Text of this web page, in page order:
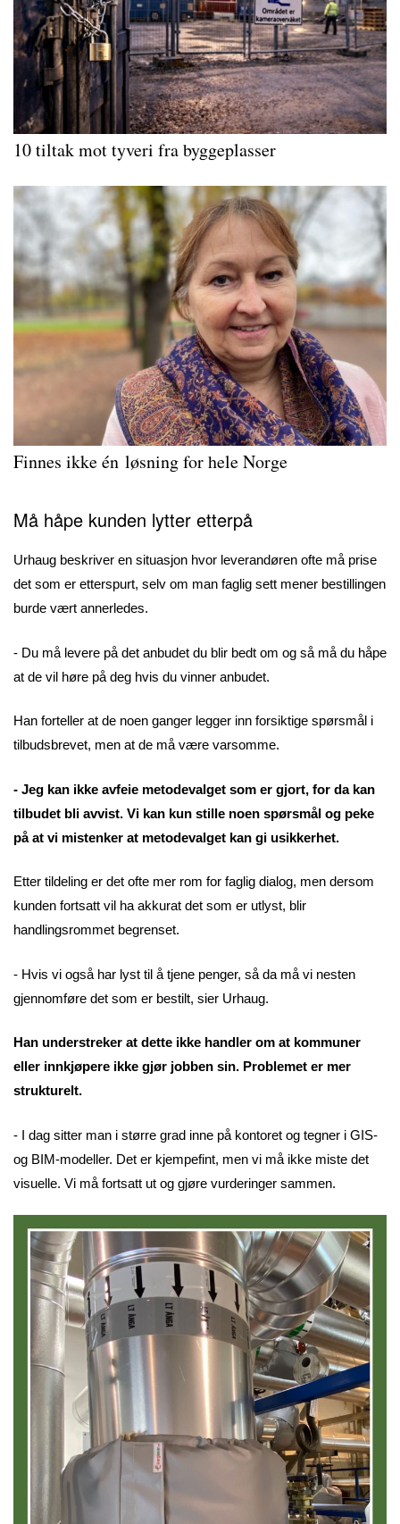
10 tiltak mot tyveri fra byggeplasser
Finnes ikke én løsning for hele Norge
Må håpe kunden lytter etterpå
Urhaug beskriver en situasjon hvor leverandøren ofte må prise
det som er etterspurt, selv om man faglig sett mener bestillingen
burde vært annerledes.
- Du må levere på det anbudet du blir bedt om og så må du håpe
at de vil høre på deg hvis du vinner anbudet.
Han forteller at de noen ganger legger inn forsiktige spørsmål i
tilbudsbrevet, men at de må være varsomme.
- Jeg kan ikke avfeie metodevalget som er gjort, for da kan
tilbudet bli avvist. Vi kan kun stille noen spørsmål og peke
på at vi mistenker at metodevalget kan gi usikkerhet.
Etter tildeling er det ofte mer rom for faglig dialog, men dersom
kunden fortsatt vil ha akkurat det som er utlyst, blir
handlingsrommet begrenset.
- Hvis vi også har lyst til å tjene penger, så da må vi nesten
gjennomføre det som er bestilt, sier Urhaug.
Han understreker at dette ikke handler om at kommuner
eller innkjøpere ikke gjør jobben sin. Problemet er mer
strukturelt.
- I dag sitter man i større grad inne på kontoret og tegner i GIS-
og BIM-modeller. Det er kjempefint, men vi må ikke miste det
visuelle. Vi må fortsatt ut og gjøre vurderinger sammen.